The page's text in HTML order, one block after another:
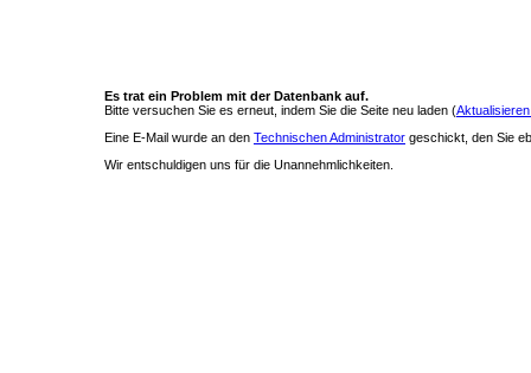
Es trat ein Problem mit der Datenbank auf.
Bitte versuchen Sie es erneut, indem Sie die Seite neu laden (
Eine E-Mail wurde an den Technischen Administrator geschickt, den Sie
Wir entschuldigen uns für die Unannehmlichkeiten.